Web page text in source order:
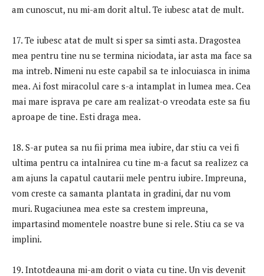
am cunoscut, nu mi-am dorit altul. Te iubesc atat de mult.
17. Te iubesc atat de mult si sper sa simti asta. Dragostea
mea pentru tine nu se termina niciodata, iar asta ma face sa
ma intreb. Nimeni nu este capabil sa te inlocuiasca in inima
mea. Ai fost miracolul care s-a intamplat in lumea mea. Cea
mai mare isprava pe care am realizat-o vreodata este sa fiu
aproape de tine. Esti draga mea.
18. S-ar putea sa nu fii prima mea iubire, dar stiu ca vei fi
ultima pentru ca intalnirea cu tine m-a facut sa realizez ca
am ajuns la capatul cautarii mele pentru iubire. Impreuna,
vom creste ca samanta plantata in gradini, dar nu vom
muri. Rugaciunea mea este sa crestem impreuna,
impartasind momentele noastre bune si rele. Stiu ca se va
implini.
19. Intotdeauna mi-am dorit o viata cu tine. Un vis devenit